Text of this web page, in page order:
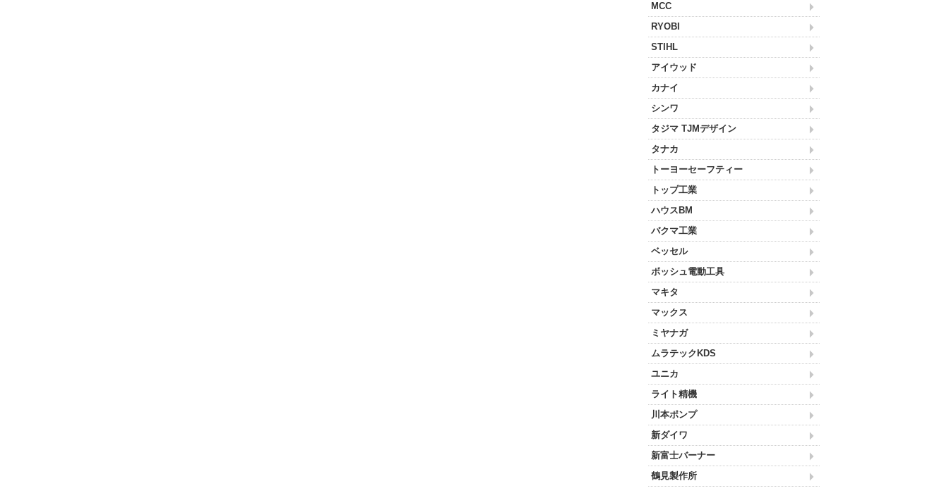
MCC
RYOBI
STIHL
アイウッド
カナイ
シンワ
タジマ TJMデザイン
タナカ
トーヨーセーフティー
トップ工業
ハウスBM
バクマ工業
ベッセル
ボッシュ電動工具
マキタ
マックス
ミヤナガ
ムラテックKDS
ユニカ
ライト精機
川本ポンプ
新ダイワ
新富士バーナー
鶴見製作所